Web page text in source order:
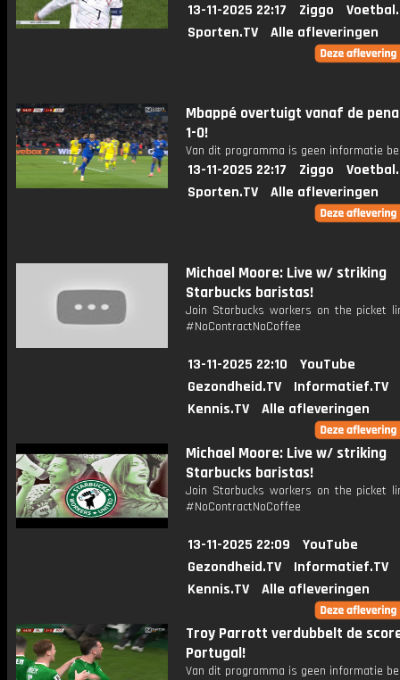
13-11-2025 22:17 Ziggo
Sporten.TV
Alle afleveringen
Mbappé overtuigt vanaf de
1-0!
Van dit programma is geen informatie
13-11-2025 22:17 Ziggo
Sporten.TV
Alle afleveringen
Michael Moore: Live w/ striking
Starbucks baristas!
Join Starbucks workers on the picket
#NoContractNoCoffee
13-11-2025 22:10
YouTube
Gezondheid.TV
Informatief.TV
Kennis.TV
Alle afleveringen
Michael Moore: Live w/ striking
Starbucks baristas!
Join Starbucks workers on the picket
#NoContractNoCoffee
13-11-2025 22:09
YouTube
Gezondheid.TV
Informatief.TV
Kennis.TV
Alle afleveringen
Troy Parrott verdubbelt de
Portugal!
Van dit programma is geen informatie